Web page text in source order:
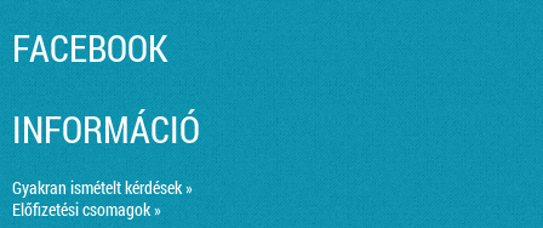
FACEBOOK
INFORMÁCIÓ
Gyakran ismételt kérdések »
Előfizetési csomagok »